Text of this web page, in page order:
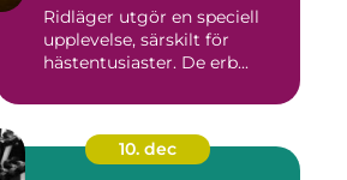
Ridläger utgör en speciell
upplevelse, särskilt för
hästentusiaster. De erb...
10. dec